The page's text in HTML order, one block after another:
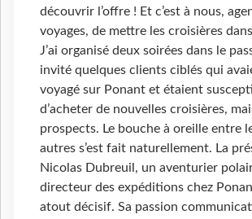
découvrir l’offre ! Et c’est à nous,
voyages, de mettre les croisières
J’ai organisé deux soirées dans le
invité quelques clients ciblés qui
voyagé sur Ponant et étaient
d’acheter de nouvelles croisières,
prospects. Le bouche à oreille entre
autres s’est fait naturellement. La
Nicolas Dubreuil, un aventurier
directeur des expéditions chez
atout décisif. Sa passion